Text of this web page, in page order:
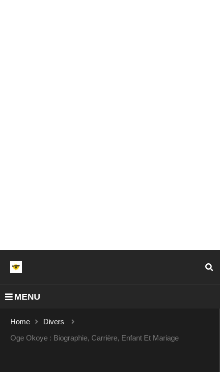
MENU
Home
Divers
Oge Okoye : Biographie, Carrière, Enfant Et Mariage